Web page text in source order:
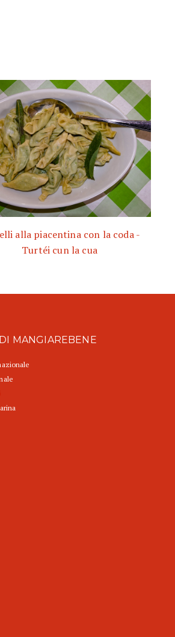
alla piacentina con la coda -
Turtéi cun la cua
MANGIAREBENE